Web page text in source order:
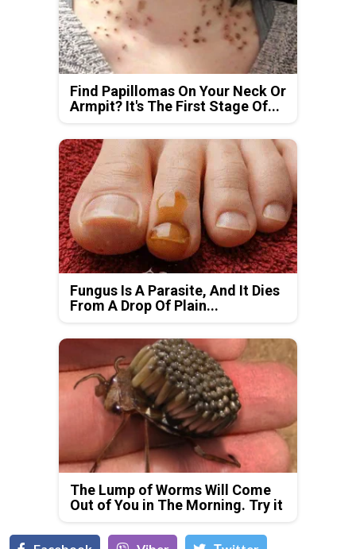
Find Papillomas On Your Neck Or
Armpit? It's The First Stage Of...
Fungus Is A Parasite, And It Dies
From A Drop Of Plain...
The Lump of Worms Will Come
Out of You in The Morning. Try it